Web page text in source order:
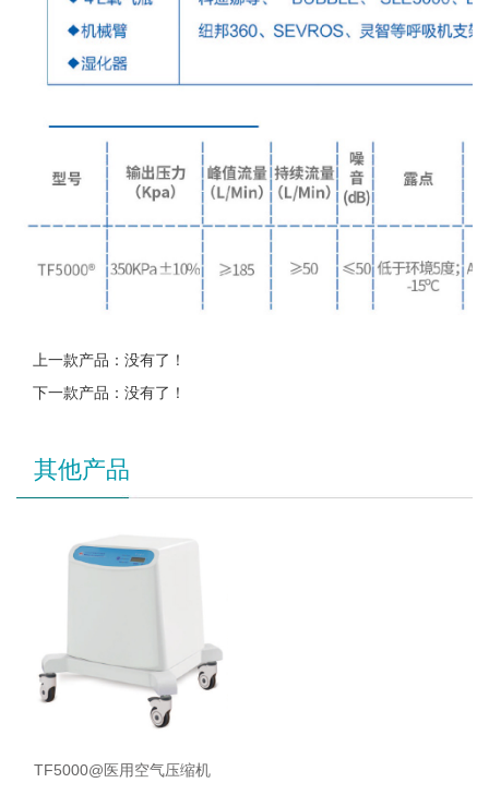
上一款产品：没有了！
下一款产品：没有了！
其他产品
TF5000@医用空气压缩机